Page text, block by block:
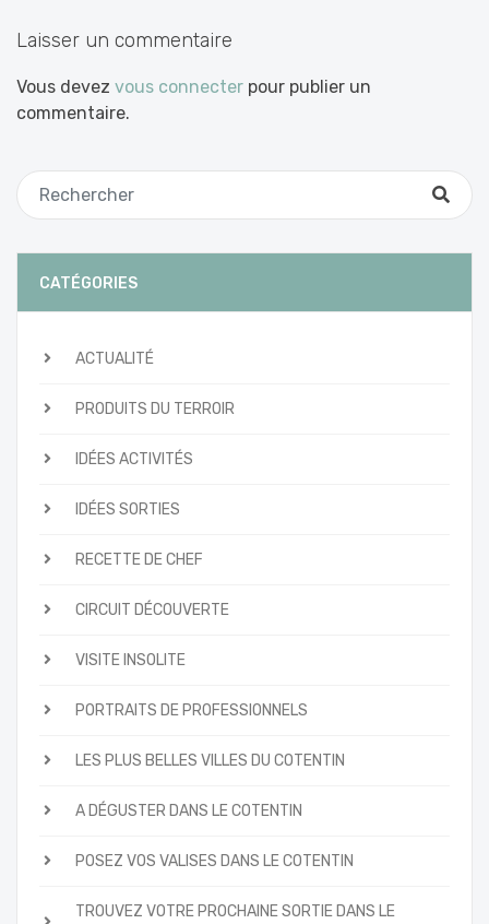
Laisser un commentaire
Vous devez vous connecter pour publier un
commentaire.
CATÉGORIES
ACTUALITÉ
PRODUITS DU TERROIR
IDÉES ACTIVITÉS
IDÉES SORTIES
RECETTE DE CHEF
CIRCUIT DÉCOUVERTE
VISITE INSOLITE
PORTRAITS DE PROFESSIONNELS
LES PLUS BELLES VILLES DU COTENTIN
A DÉGUSTER DANS LE COTENTIN
POSEZ VOS VALISES DANS LE COTENTIN
TROUVEZ VOTRE PROCHAINE SORTIE DANS LE